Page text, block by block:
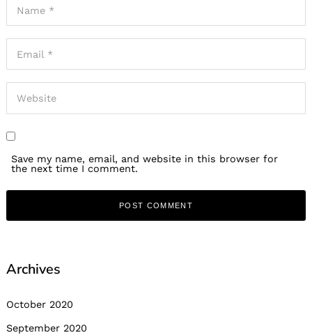
Save my name, email, and website in this browser for
the next time I comment.
Archives
October 2020
September 2020